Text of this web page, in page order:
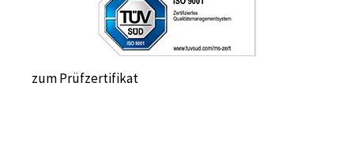
zum Prüfzertifikat